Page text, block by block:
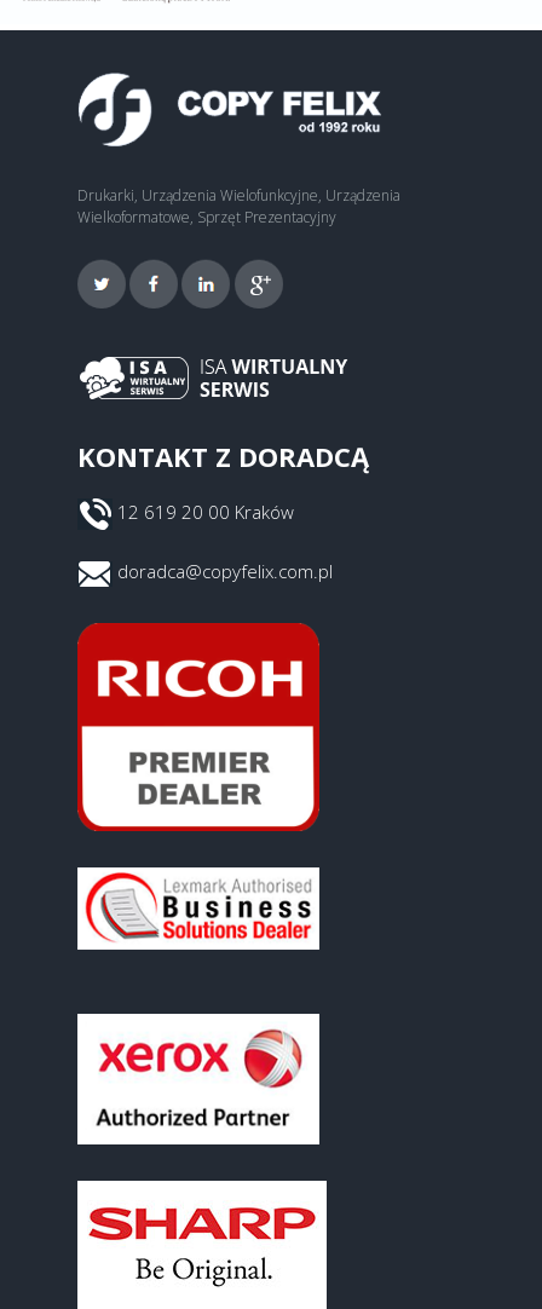
Drukarki, Urządzenia Wielofunkcyjne, Urządzenia
Wielkoformatowe, Sprzęt Prezentacyjny
KONTAKT Z DORADCĄ
12 619 20 00 Kraków
doradca@copyfelix.com.pl